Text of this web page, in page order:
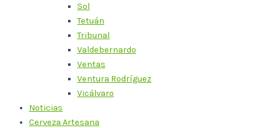
Sol
Tetuán
Tribunal
Valdebernardo
Ventas
Ventura Rodríguez
Vicálvaro
Noticias
Cerveza Artesana